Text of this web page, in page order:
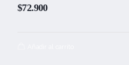
$72.900